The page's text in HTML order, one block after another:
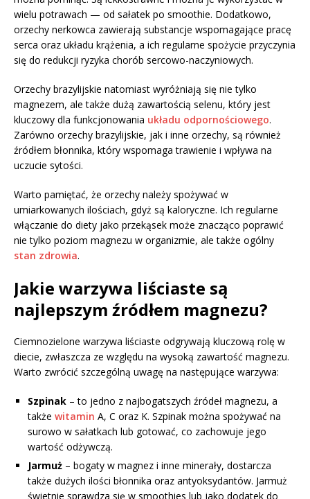
wielu potrawach — od sałatek po smoothie. Dodatkowo,
orzechy nerkowca zawierają substancje wspomagające pracę
serca oraz układu krążenia, a ich regularne spożycie przyczynia
się do redukcji ryzyka chorób sercowo-naczyniowych.
Orzechy brazylijskie natomiast wyróżniają się nie tylko
magnezem, ale także dużą zawartością selenu, który jest
kluczowy dla funkcjonowania układu odpornościowego.
Zarówno orzechy brazylijskie, jak i inne orzechy, są również
źródłem błonnika, który wspomaga trawienie i wpływa na
uczucie sytości.
Warto pamiętać, że orzechy należy spożywać w
umiarkowanych ilościach, gdyż są kaloryczne. Ich regularne
włączanie do diety jako przekąsek może znacząco poprawić
nie tylko poziom magnezu w organizmie, ale także ogólny
stan zdrowia.
Jakie warzywa liściaste są
najlepszym źródłem magnezu?
Ciemnozielone warzywa liściaste odgrywają kluczową rolę w
diecie, zwłaszcza ze względu na wysoką zawartość magnezu.
Warto zwrócić szczególną uwagę na następujące warzywa:
Szpinak – to jedno z najbogatszych źródeł magnezu, a
także witamin A, C oraz K. Szpinak można spożywać na
surowo w sałatkach lub gotować, co zachowuje jego
wartość odżywczą.
Jarmuż – bogaty w magnez i inne minerały, dostarcza
także dużych ilości błonnika oraz antyoksydantów. Jarmuż
świetnie sprawdza się w smoothies lub jako dodatek do